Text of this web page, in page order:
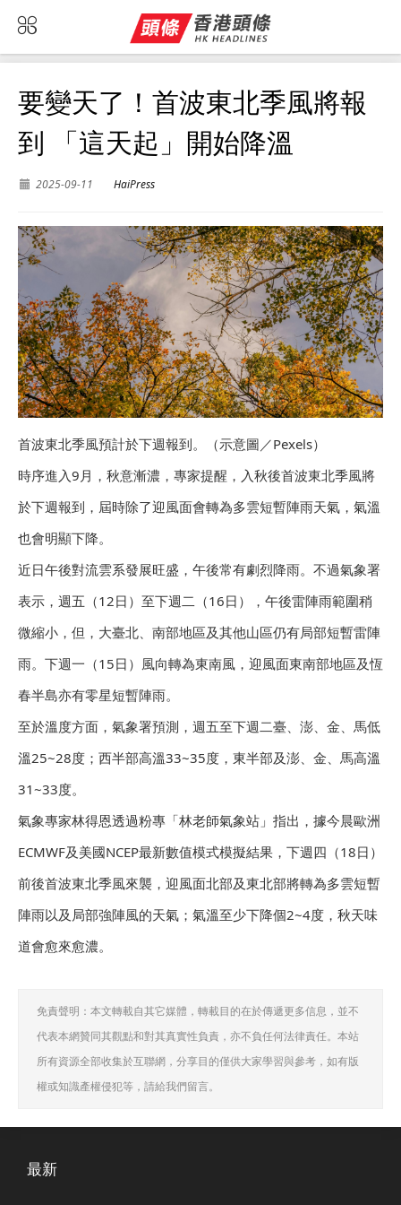
要變天了！首波東北季風將報
到 「這天起」開始降溫
2025-09-11 HaiPress
首波東北季風預計於下週報到。（示意圖／Pexels）
時序進入9月，秋意漸濃，專家提醒，入秋後首波東北季風將
於下週報到，屆時除了迎風面會轉為多雲短暫陣雨天氣，氣溫
也會明顯下降。
近日午後對流雲系發展旺盛，午後常有劇烈降雨。不過氣象署
表示，週五（12日）至下週二（16日），午後雷陣雨範圍稍
微縮小，但，大臺北、南部地區及其他山區仍有局部短暫雷陣
雨。下週一（15日）風向轉為東南風，迎風面東南部地區及恆
春半島亦有零星短暫陣雨。
至於溫度方面，氣象署預測，週五至下週二臺、澎、金、馬低
溫25~28度；西半部高溫33~35度，東半部及澎、金、馬高溫
31~33度。
氣象專家林得恩透過粉專「林老師氣象站」指出，據今晨歐洲
ECMWF及美國NCEP最新數值模式模擬結果，下週四（18日）
前後首波東北季風來襲，迎風面北部及東北部將轉為多雲短暫
陣雨以及局部強陣風的天氣；氣溫至少下降個2~4度，秋天味
道會愈來愈濃。
免責聲明：本文轉載自其它媒體，轉載目的在於傳遞更多信息，並不
代表本網贊同其觀點和對其真實性負責，亦不負任何法律責任。本站
所有資源全部收集於互聯網，分享目的僅供大家學習與參考，如有版
權或知識產權侵犯等，請給我們留言。
最新